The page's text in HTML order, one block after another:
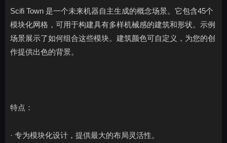
Scifi Town 是一个未来机器自主生成的概念场景。它包含45个
模块化网格，可用于构建具有多样机械感的建筑和形状。示例
场景展示了如何组合这些模块。建筑颜色可自定义，为您的创
作提供出色的背景。
特点：
· 专为模块化设计，提供最大的布局灵活性。